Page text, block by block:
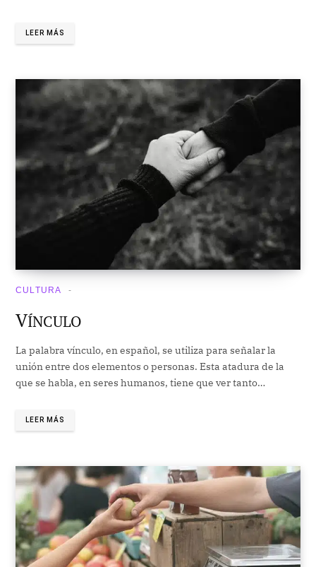
LEER MÁS
CULTURA
VÍNCULO
La palabra vínculo, en español, se utiliza para señalar la
unión entre dos elementos o personas. Esta atadura de la
que se habla, en seres humanos, tiene que ver tanto…
LEER MÁS